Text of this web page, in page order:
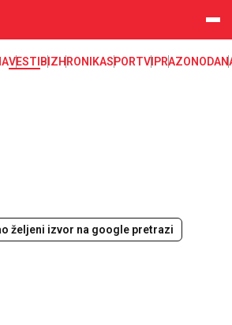
VESTI BIZHRONIKASPORTVIPRAZONODA
željeni izvor na google pretrazi